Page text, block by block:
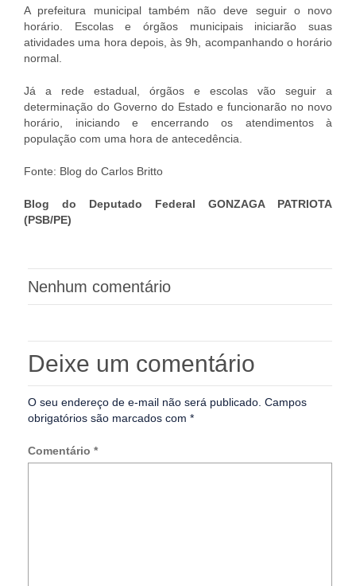
A prefeitura municipal também não deve seguir o novo
horário. Escolas e órgãos municipais iniciarão suas
atividades uma hora depois, às 9h, acompanhando o horário
normal.
Já a rede estadual, órgãos e escolas vão seguir a
determinação do Governo do Estado e funcionarão no novo
horário, iniciando e encerrando os atendimentos à
população com uma hora de antecedência.
Fonte: Blog do Carlos Britto
Blog do Deputado Federal GONZAGA PATRIOTA
(PSB/PE)
Nenhum comentário
Deixe um comentário
O seu endereço de e-mail não será publicado. Campos
obrigatórios são marcados com *
Comentário *